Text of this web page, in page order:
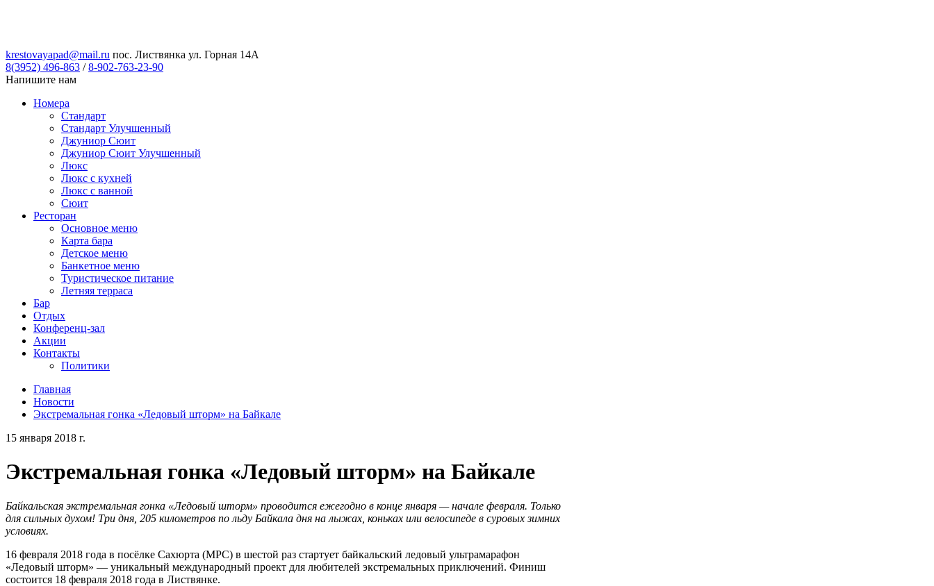
krestovayapad@mail.ru пос. Листвянка ул. Горная 14А
8(3952) 496-863 / 8-902-763-23-90
Напишите нам
Номера
Стандарт
Стандарт Улучшенный
Джуниор Сюит
Джуниор Сюит Улучшенный
Люкс
Люкс с кухней
Люкс с ванной
Сюит
Ресторан
Основное меню
Карта бара
Детское меню
Банкетное меню
Туристическое питание
Летняя терраса
Бар
Отдых
Конференц-зал
Акции
Контакты
Политики
Главная
Новости
Экстремальная гонка «Ледовый шторм» на Байкале
15 января 2018 г.
Экстремальная гонка «Ледовый шторм» на Байкале
Байкальская экстремальная гонка «Ледовый шторм» проводится ежегодно в конце января — начале февраля. Только
для сильных духом! Три дня, 205 километров по льду Байкала дня на лыжах, коньках или велосипеде в суровых зимних
условиях.
16 февраля 2018 года в посёлке Сахюрта (МРС) в шестой раз стартует байкальский ледовый ультрамарафон
«Ледовый шторм» — уникальный международный проект для любителей экстремальных приключений. Финиш
состоится 18 февраля 2018 года в Листвянке.